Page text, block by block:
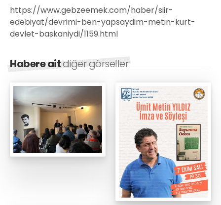
https://www.gebzeemek.com/haber/siir-
edebiyat/devrimi-ben-yapsaydim-metin-kurt-
devlet-baskaniydi/1159.html
Habere aitdiğer görseller